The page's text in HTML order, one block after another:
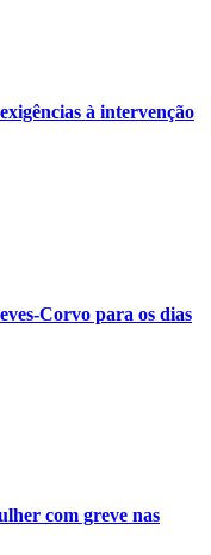
à intervenção
Corvo para os dias
com greve nas